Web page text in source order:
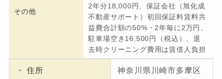
その他
2年分18,000円、保証会社（旭化成
不動産サポート）初回保証料賃料共
益費合計額の50%・2年毎に2万円、
駐車場空き16,500円（税込）、退
去時クリーニング費用は賃借人負担
・ 住所
神奈川県川崎市多摩区